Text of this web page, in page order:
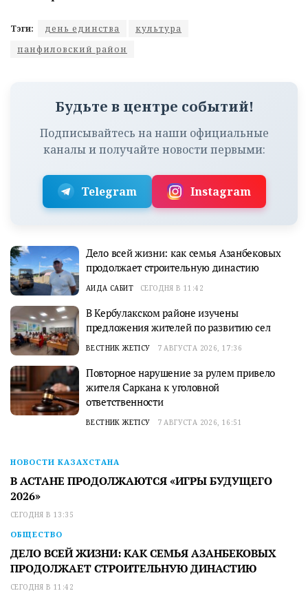
Тэги: день единства
культура
панфиловский район
Будьте в центре событий!
Подписывайтесь на наши официальные
каналы и получайте новости первыми:
Telegram Instagram
Дело всей жизни: как семья Азанбековых
продолжает строительную династию
АИДА САБИТ СЕГОДНЯ В 11:42
В Кербулакском районе изучены
предложения жителей по развитию сел
ВЕСТНИК ЖЕТІСУ 7 АВГУСТА 2026, 17:36
Повторное нарушение за рулем привело
жителя Саркана к уголовной
ответственности
ВЕСТНИК ЖЕТІСУ 7 АВГУСТА 2026, 16:51
НОВОСТИ КАЗАХСТАНА
В АСТАНЕ ПРОДОЛЖАЮТСЯ «ИГРЫ БУДУЩЕГО
2026»
СЕГОДНЯ В 13:35
ОБЩЕСТВО
ДЕЛО ВСЕЙ ЖИЗНИ: КАК СЕМЬЯ АЗАНБЕКОВЫХ
ПРОДОЛЖАЕТ СТРОИТЕЛЬНУЮ ДИНАСТИЮ
СЕГОДНЯ В 11:42